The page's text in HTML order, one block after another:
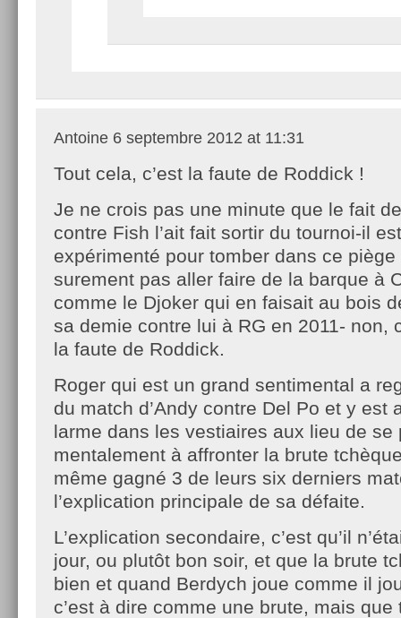
Antoine 6 septembre 2012 at 11:31
Tout cela, c’est la faute de Roddick !
Je ne crois pas une minute que le fait
contre Fish l’ait fait sortir du tournoi-il
expérimenté pour tomber dans ce piège
surement pas aller faire de la barque à
comme le Djoker qui en faisait au bois
sa demie contre lui à RG en 2011- non,
la faute de Roddick.
Roger qui est un grand sentimental a
du match d’Andy contre Del Po et y est
larme dans les vestiaires aux lieu de se
mentalement à affronter la brute
même gagné 3 de leurs six derniers
l’explication principale de sa défaite.
L’explication secondaire, c’est qu’il
jour, ou plutôt bon soir, et que la brute
bien et quand Berdych joue comme il
c’est à dire comme une brute, mais